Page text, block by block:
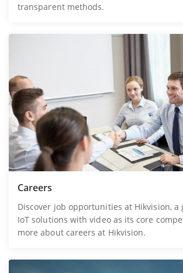
transparent methods.
Careers
Discover job opportunities at Hikvision, a
IoT solutions with video as its core
more about careers at Hikvision.